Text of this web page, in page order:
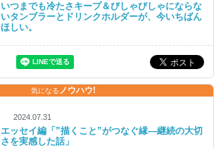
いつまでも冷たさキープ＆びしゃびしゃにならな
いタンブラーとドリンクホルダーが、今いちばん
ほしい。
気になるノウハウ!
2024.07.31
エッセイ編「”描くこと”がつなぐ縁―継続の大切
さを実感した話」